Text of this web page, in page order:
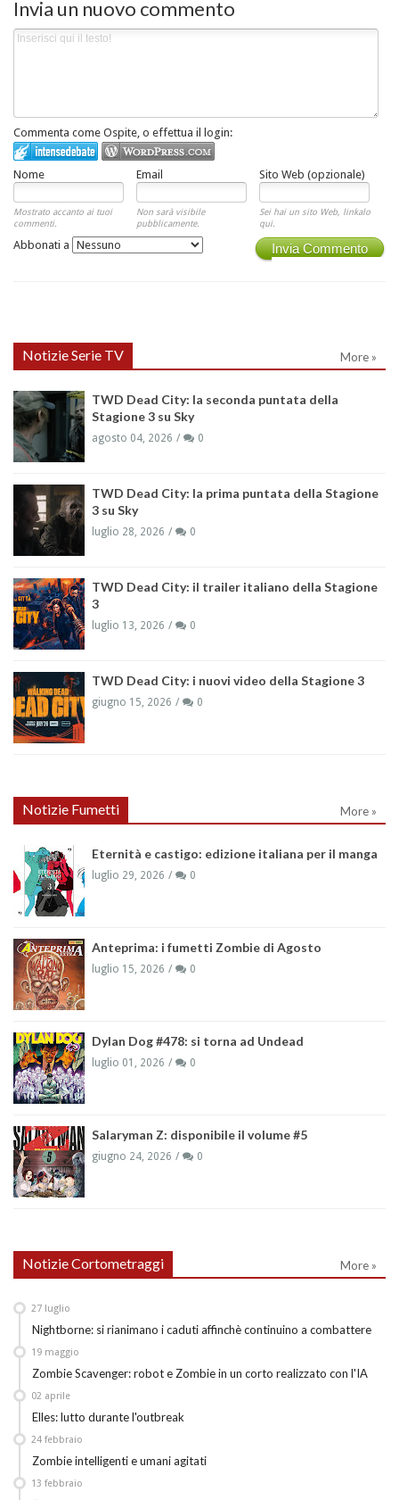
Invia un nuovo commento
Commenta come Ospite, o effettua il login:
Nome Email Sito Web (opzionale)
Mostrato accanto ai tuoi
commenti.
Non sarà visibile
pubblicamente.
Sei hai un sito Web, linkalo
qui.
Invia Commento
Abbonati a
Notizie Serie TV More »
TWD Dead City: la seconda puntata della
Stagione 3 su Sky
agosto 04, 2026 0
TWD Dead City: la prima puntata della Stagione
3 su Sky
luglio 28, 2026 0
TWD Dead City: il trailer italiano della Stagione
3
luglio 13, 2026 0
TWD Dead City: i nuovi video della Stagione 3
giugno 15, 2026 0
Notizie Fumetti More »
Eternità e castigo: edizione italiana per il manga
luglio 29, 2026 0
Anteprima: i fumetti Zombie di Agosto
luglio 15, 2026 0
Dylan Dog #478: si torna ad Undead
luglio 01, 2026 0
Salaryman Z: disponibile il volume #5
giugno 24, 2026 0
Notizie Cortometraggi More »
Nightborne: si rianimano i caduti affinchè continuino a combattere
27 luglio
Zombie Scavenger: robot e Zombie in un corto realizzato con l'IA
19 maggio
Elles: lutto durante l'outbreak
02 aprile
Zombie intelligenti e umani agitati
24 febbraio
13 febbraio